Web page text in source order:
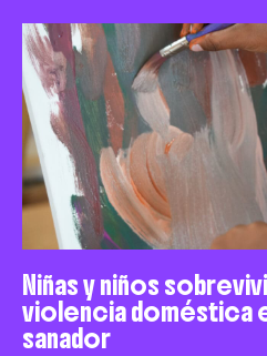
Niñas y niños
violencia doméstica
sanador